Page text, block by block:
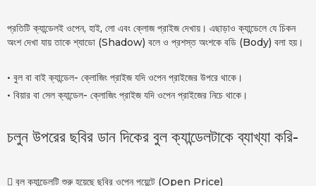
প্রতিটি ক্যান্ডেলই ওপেন, হাই, লো এবং ক্লোজ প্রাইজ দেখায়। এছাড়াও ক্যান্ডেলে যে চিকন
অংশ দেখা যায় তাকে শ্যাডো (Shadow) বলে ও প্রশস্ত অংশকে বডি (Body) বলা হয়।
• বুল বা বাই ক্যান্ডেল- ক্লোজিং প্রাইজ যদি ওপেন প্রাইজের উপরে থাকে।
• বিয়ার বা সেল ক্যান্ডেল- ক্লোজিং প্রাইজ যদি ওপেন প্রাইজের নিচে থাকে।
চলুন উপরের ছবির ডান দিকের বুল ক্যান্ডেলটাকে ব্যাখ্যা করি-
 বুল ক্যান্ডেলটি শুরু হয়েছে ছবির ওপেন পয়েন্টে (Open Price)